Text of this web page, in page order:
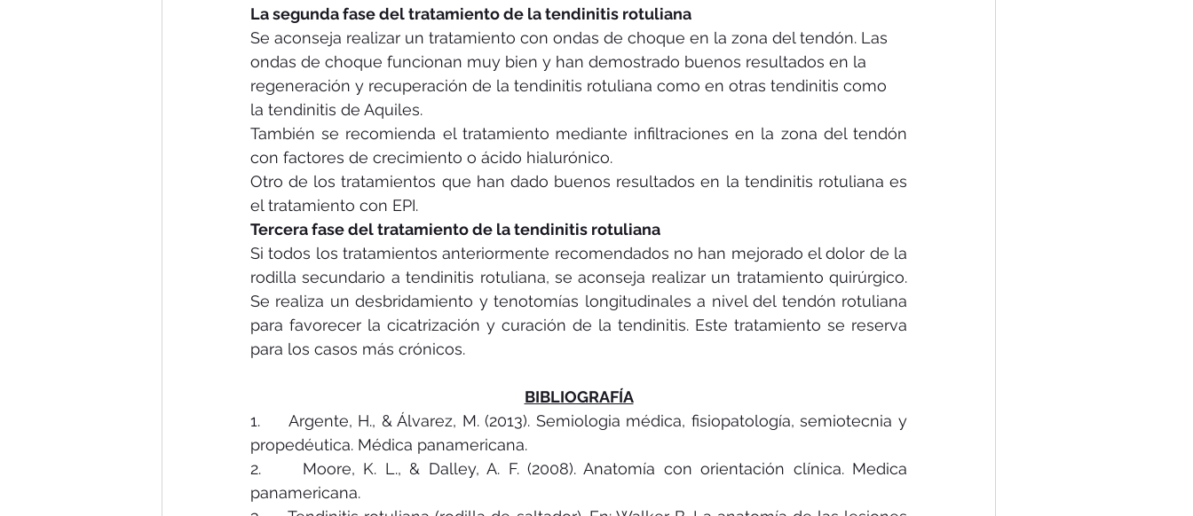
La segunda fase del tratamiento de la tendinitis rotuliana
Se aconseja realizar un tratamiento con ondas de choque en la zona del tendón. Las
ondas de choque funcionan muy bien y han demostrado buenos resultados en la
regeneración y recuperación de la tendinitis rotuliana como en otras tendinitis como
la tendinitis de Aquiles.
También se recomienda el tratamiento mediante infiltraciones en la zona del tendón
con factores de crecimiento o ácido hialurónico.
Otro de los tratamientos que han dado buenos resultados en la tendinitis rotuliana es
el tratamiento con EPI.
Tercera fase del tratamiento de la tendinitis rotuliana
Si todos los tratamientos anteriormente recomendados no han mejorado el dolor de la
rodilla secundario a tendinitis rotuliana, se aconseja realizar un tratamiento quirúrgico.
Se realiza un desbridamiento y tenotomías longitudinales a nivel del tendón rotuliana
para favorecer la cicatrización y curación de la tendinitis. Este tratamiento se reserva
para los casos más crónicos.
BIBLIOGRAFÍA
1.     Argente, H., & Álvarez, M. (2013). Semiologia médica, fisiopatología, semiotecnia y
propedéutica. Médica panamericana.
2.     Moore, K. L., & Dalley, A. F. (2008). Anatomía con orientación clínica. Medica
panamericana.